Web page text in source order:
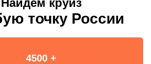
Найдем круиз
точку России
4500 +